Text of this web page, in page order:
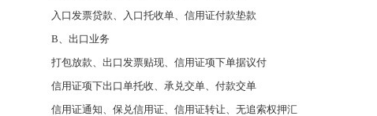
入口发票贷款、入口托收单、信用证付款垫款
B、出口业务
打包放款、出口发票贴现、信用证项下单据议付
信用证项下出口单托收、承兑交单、付款交单
信用证通知、保兑信用证、信用证转让、无追索权押汇